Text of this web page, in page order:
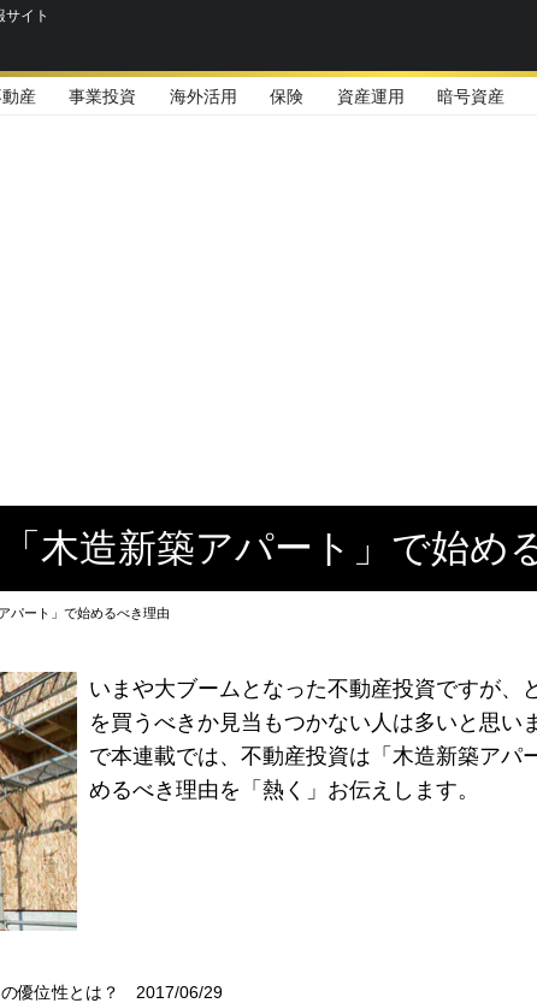
イト
産 事業投資 海外活用 保険 資産運用 暗号資産
「木造新築アパート」で始め
パート」で始めるべき理由
いまや大ブームとなった不動産投資ですが、
を買うべきか見当もつかない人は多いと思い
で本連載では、不動産投資は「木造新築アパ
めるべき理由を「熱く」お伝えします。
優位性とは？
2017/06/29